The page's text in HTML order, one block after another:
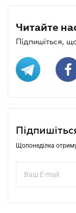
Читайте
Підпишіться,
Щопонеділка